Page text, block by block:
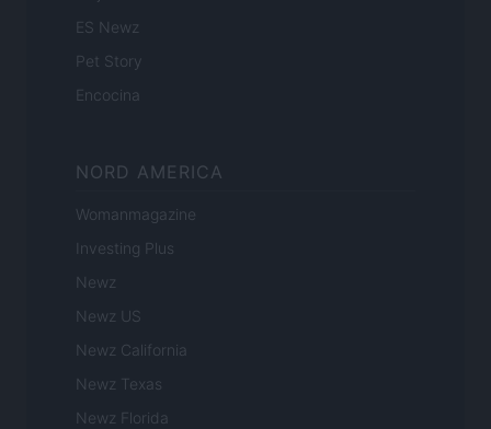
ES Newz
Pet Story
Encocina
NORD AMERICA
Womanmagazine
Investing Plus
Newz
Newz US
Newz California
Newz Texas
Newz Florida